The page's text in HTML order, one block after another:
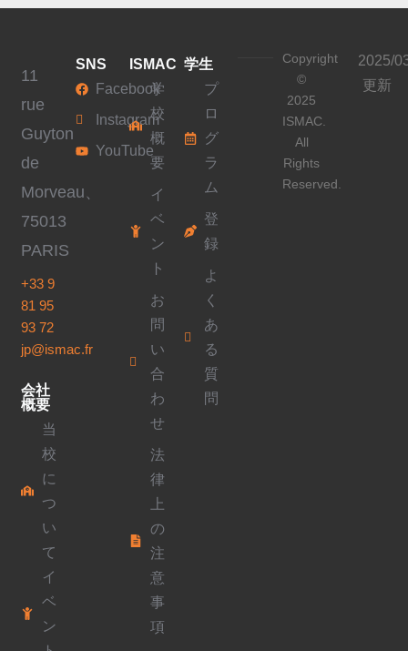
11
rue
Guyton
de
Morveau、
75013
PARIS
+33 9
81 95
93 72
jp@ismac.fr
会社
概要
当
校
に
つ
い
て
イ
ベ
ン
SNS
Facebook
Instagram
YouTube
ISMAC
学
校
概
要
イ
ベ
ン
ト
お
問
い
合
わ
せ
法
律
上
の
注
意
事
項
学生
プ
ロ
グ
ラ
ム
登
録
よ
く
あ
る
質
問
Copyright
©
2025
ISMAC.
All
Rights
Reserved.
2025/
更新